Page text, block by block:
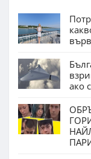
ако